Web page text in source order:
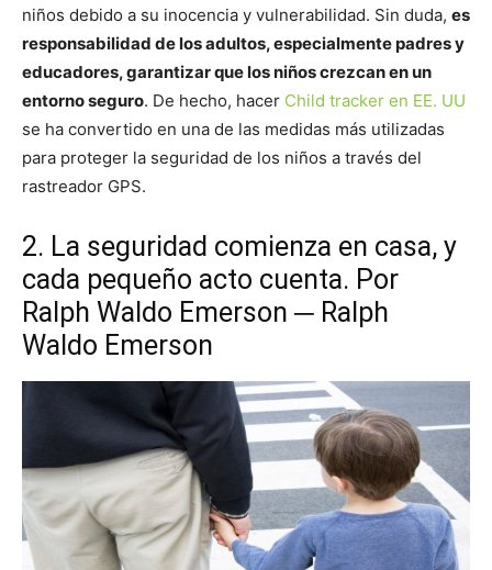
niños debido a su inocencia y vulnerabilidad. Sin duda, es
responsabilidad de los adultos, especialmente padres y
educadores, garantizar que los niños crezcan en un
entorno seguro. De hecho, hacer Child tracker en EE. UU
se ha convertido en una de las medidas más utilizadas
para proteger la seguridad de los niños a través del
rastreador GPS.
2. La seguridad comienza en casa, y
cada pequeño acto cuenta. Por
Ralph Waldo Emerson ─ Ralph
Waldo Emerson